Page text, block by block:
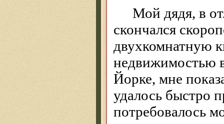
Мой дядя, в
скончался
двухкомнатную
недвижимостью
Йорке, мне
удалось быстро
потребовалось